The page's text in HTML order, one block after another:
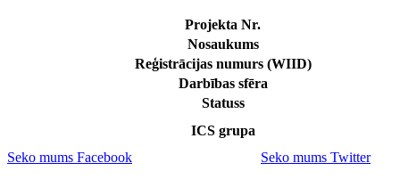
Projekta Nr.
Nosaukums
Reģistrācijas numurs (WIID)
Darbības sfēra
Statuss
ICS grupa
Seko mums Facebook
Seko mums Twitter